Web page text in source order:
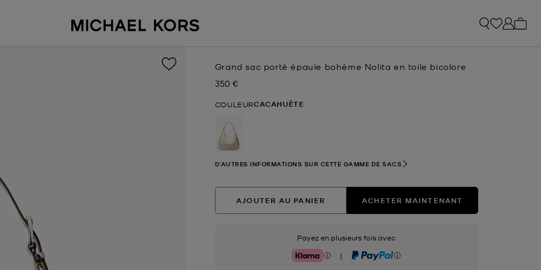
Grand sac porté épaule bohème Nolita en toile bicolore
Prix actuel
350 €
COULEURCACAHUÈTE
sélectionné(s)
D'AUTRES INFORMATIONS SUR CETTE GAMME DE SACS
AJOUTER AU PANIER ACHETER MAINTENANT
Payez en plusieurs fois avec
Klarna | PayPal